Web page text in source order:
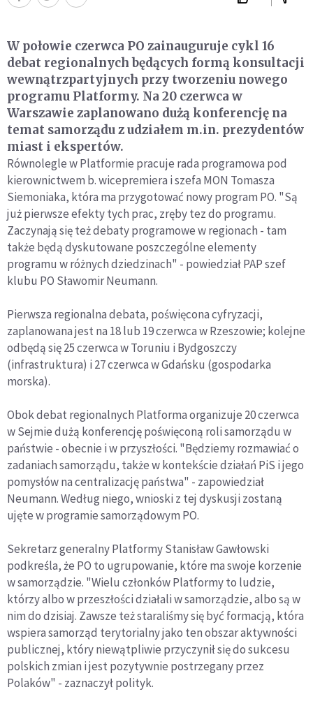
W połowie czerwca PO zainauguruje cykl 16
debat regionalnych będących formą konsultacji
wewnątrzpartyjnych przy tworzeniu nowego
programu Platformy. Na 20 czerwca w
Warszawie zaplanowano dużą konferencję na
temat samorządu z udziałem m.in. prezydentów
miast i ekspertów.
Równolegle w Platformie pracuje rada programowa pod
kierownictwem b. wicepremiera i szefa MON Tomasza
Siemoniaka, która ma przygotować nowy program PO. "Są
już pierwsze efekty tych prac, zręby tez do programu.
Zaczynają się też debaty programowe w regionach - tam
także będą dyskutowane poszczególne elementy
programu w różnych dziedzinach" - powiedział PAP szef
klubu PO Sławomir Neumann.
Pierwsza regionalna debata, poświęcona cyfryzacji,
zaplanowana jest na 18 lub 19 czerwca w Rzeszowie; kolejne
odbędą się 25 czerwca w Toruniu i Bydgoszczy
(infrastruktura) i 27 czerwca w Gdańsku (gospodarka
morska).
Obok debat regionalnych Platforma organizuje 20 czerwca
w Sejmie dużą konferencję poświęconą roli samorządu w
państwie - obecnie i w przyszłości. "Będziemy rozmawiać o
zadaniach samorządu, także w kontekście działań PiS i jego
pomysłów na centralizację państwa" - zapowiedział
Neumann. Według niego, wnioski z tej dyskusji zostaną
ujęte w programie samorządowym PO.
Sekretarz generalny Platformy Stanisław Gawłowski
podkreśla, że PO to ugrupowanie, które ma swoje korzenie
w samorządzie. "Wielu członków Platformy to ludzie,
którzy albo w przeszłości działali w samorządzie, albo są w
nim do dzisiaj. Zawsze też staraliśmy się być formacją, która
wspiera samorząd terytorialny jako ten obszar aktywności
publicznej, który niewątpliwie przyczynił się do sukcesu
polskich zmian i jest pozytywnie postrzegany przez
Polaków" - zaznaczył polityk.